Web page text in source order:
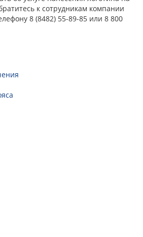
к сотрудникам компании
8 (8482) 55-89-85 или 8 800